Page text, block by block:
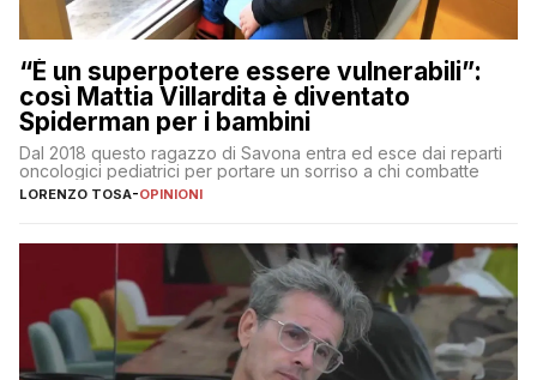
“È un superpotere essere vulnerabili”:
così Mattia Villardita è diventato
Spiderman per i bambini
Dal 2018 questo ragazzo di Savona entra ed esce dai reparti
oncologici pediatrici per portare un sorriso a chi combatte
LORENZO TOSA-OPINIONI